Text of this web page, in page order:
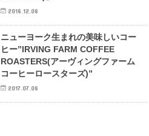
2018.12.08
ニューヨーク生まれの美味しいコー
ヒー”IRVING FARM COFFEE
ROASTERS(アーヴィングファーム
コーヒーロースターズ)”
2017.07.08